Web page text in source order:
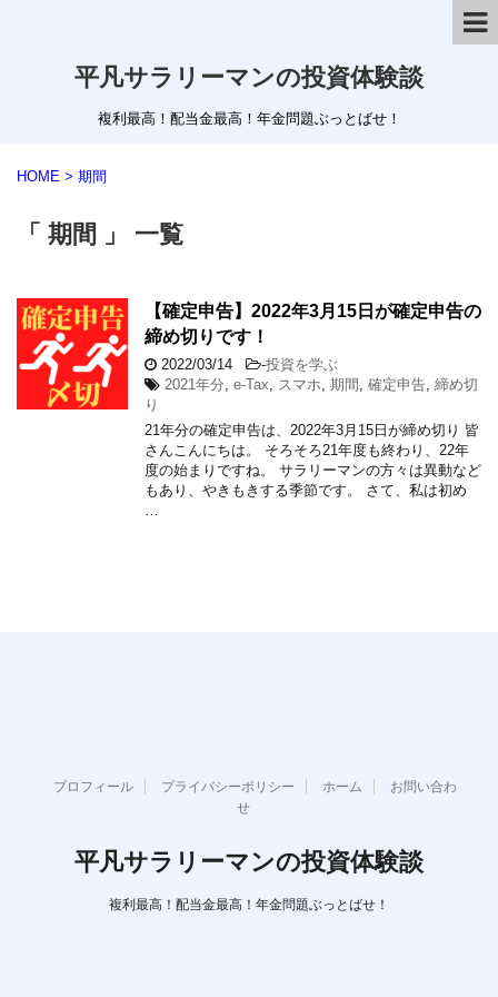
平凡サラリーマンの投資体験談
複利最高！配当金最高！年金問題ぶっとばせ！
HOME > 期間
「 期間 」 一覧
【確定申告】2022年3月15日が確定申告の
締め切りです！
2022/03/14 -投資を学ぶ
2021年分 e-Tax スマホ 期間 確定申告 締め切
り
21年分の確定申告は、2022年3月15日が締め切り 皆
さんこんにちは。 そろそろ21年度も終わり、22年
度の始まりですね。 サラリーマンの方々は異動など
もあり、やきもきする季節です。 さて、私は初め
プロフィール プライバシーポリシー ホーム
お問い合わ
せ
平凡サラリーマンの投資体験談
複利最高！配当金最高！年金問題ぶっとばせ！